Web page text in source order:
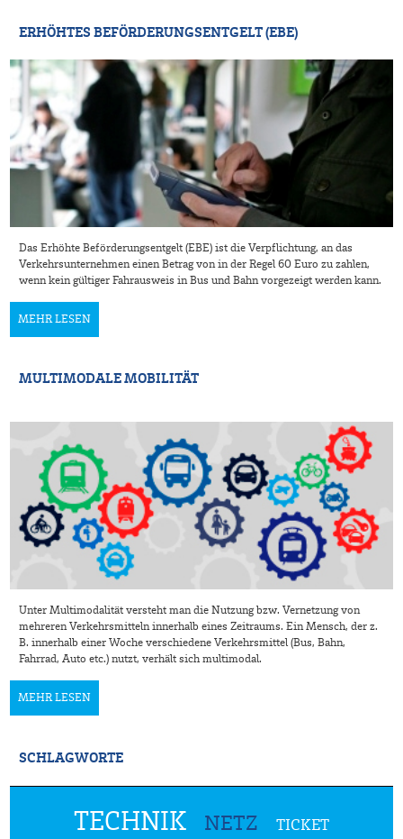
ERHÖHTES BEFÖRDERUNGSENTGELT (EBE)
Das Erhöhte Beförderungsentgelt (EBE) ist die Verpflichtung, an das
Verkehrsunternehmen einen Betrag von in der Regel 60 Euro zu zahlen,
wenn kein gültiger Fahrausweis in Bus und Bahn vorgezeigt werden kann.
MEHR LESEN
MULTIMODALE MOBILITÄT
Unter Multimodalität versteht man die Nutzung bzw. Vernetzung von
mehreren Verkehrsmitteln innerhalb eines Zeitraums. Ein Mensch, der z.
B. innerhalb einer Woche verschiedene Verkehrsmittel (Bus, Bahn,
Fahrrad, Auto etc.) nutzt, verhält sich multimodal.
MEHR LESEN
SCHLAGWORTE
TECHNIK NETZ TICKET